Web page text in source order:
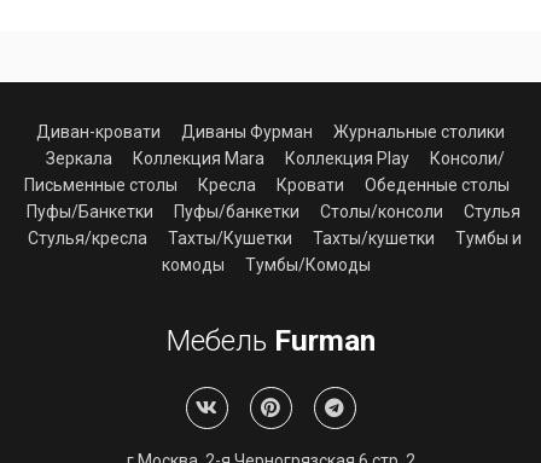
Диван-кровати Диваны Фурман
Журнальные столики
Зеркала
Коллекция Mara Коллекция Play
Консоли/
Письменные столы
Кресла Кровати
Обеденные столы
Пуфы/Банкетки
Пуфы/банкетки Столы/консоли
Стулья
Стулья/кресла
Тахты/Кушетки Тахты/кушетки
Тумбы и
комоды
Тумбы/Комоды
Мебель Furman